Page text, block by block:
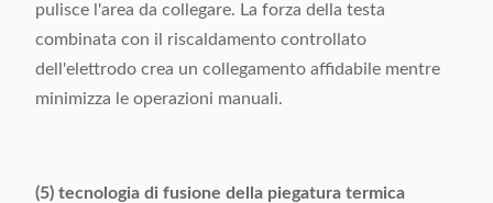
pulisce l'area da collegare. La forza della testa
combinata con il riscaldamento controllato
dell'elettrodo crea un collegamento affidabile mentre
minimizza le operazioni manuali.
(5) tecnologia di fusione della piegatura termica